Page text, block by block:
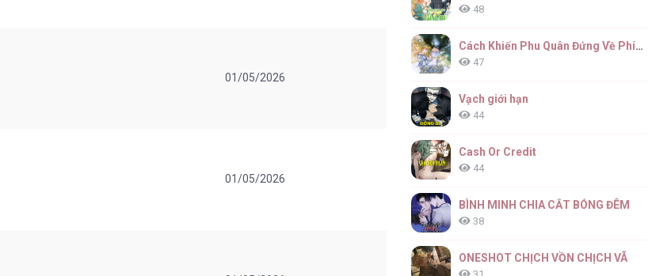
01/05/2026
01/05/2026
48
Cách Khiến Phu Quân Đứng Về Phía Tôi
47
Vạch giới hạn
44
Cash Or Credit
44
BÌNH MINH CHIA CẮT BÓNG ĐÊM
38
ONESHOT CHỊCH VỒN CHỊCH VÃ